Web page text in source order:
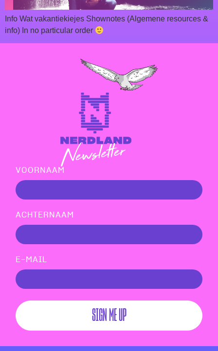
Info Wat vakantiekiejes Shownotes (Algemene resources &
info) In no particular order
VOORNAAM
ACHTERNAAM
E-MAIL
SIGN ME UP